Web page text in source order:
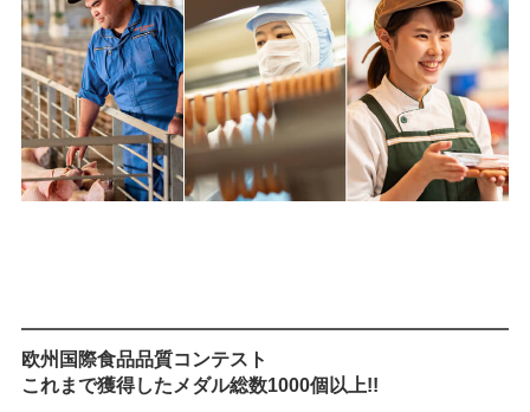
欧州国際食品品質コンテスト
これまで獲得したメダル総数1000個以上!!